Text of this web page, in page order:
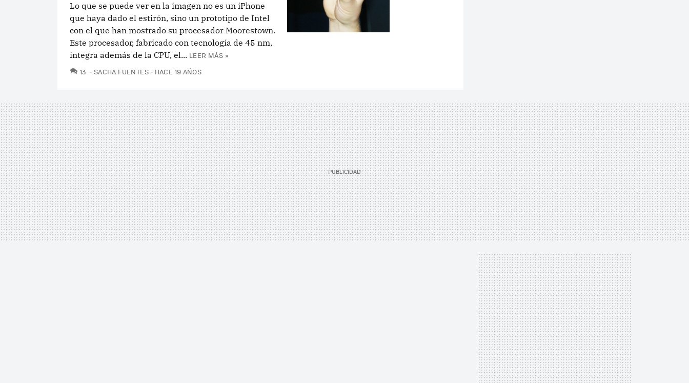
Lo que se puede ver en la imagen no es un iPhone
que haya dado el estirón, sino un prototipo de Intel
con el que han mostrado su procesador Moorestown.
Este procesador, fabricado con tecnología de 45 nm,
integra además de la CPU, el... LEER MÁS »
13 COMENTARIOS
SACHA FUENTES HACE 19 AÑOS